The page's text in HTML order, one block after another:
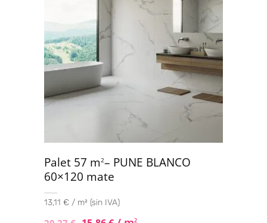
Palet 57 m2– PUNE BLANCO
60×120 mate
13,11 € / m² (sin IVA)
2